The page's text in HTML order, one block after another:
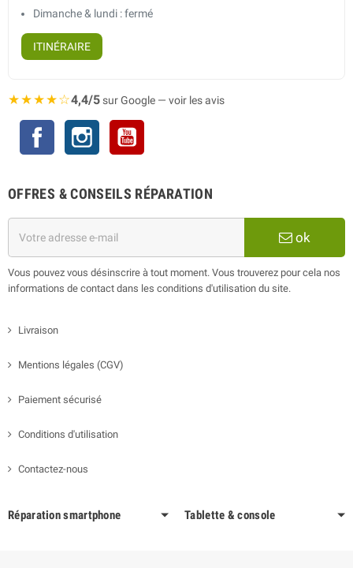
Dimanche & lundi : fermé
ITINÉRAIRE
★★★★☆4,4/5sur Google — voir les avis
Facebook Instagram
OFFRES & CONSEILS RÉPARATION
ok
Vous pouvez vous désinscrire à tout moment. Vous trouverez pour cela nos
informations de contact dans les conditions d'utilisation du site.
Livraison
Mentions légales (CGV)
Paiement sécurisé
Conditions d'utilisation
Contactez-nous
Réparation smartphone Tablette & console